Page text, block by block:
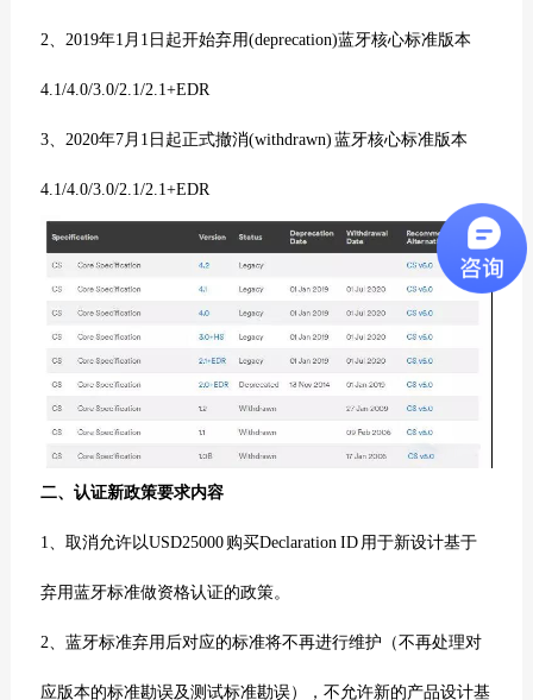
2、 2019年1 月 1 日 起开始弃用(deprecation)蓝牙核心标准版本
4.1/4.0/3.0/2.1/2.1+EDR
3、 2020年7月 1 日 起正式撤消(withdrawn) 蓝牙核心标准版本
4.1/4.0/3.0/2.1/2.1+EDR
二、认证新政策要求内容
1、 取消允许以USD25000 购买Declaration ID 用于新设计基于
弃用蓝牙标准做资格认证的政策。
2、蓝牙标准弃用后对应的标准将不再进行维护（不再处理对
应版本的标准勘误及测试标准勘误），不允许新的产品设计基